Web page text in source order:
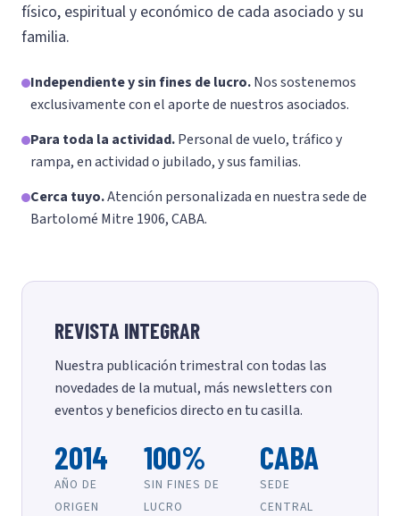
físico, espiritual y económico de cada asociado y su
familia.
Independiente y sin fines de lucro.Nos sostenemos
exclusivamente con el aporte de nuestros asociados.
Para toda la actividad.Personal de vuelo, tráfico y
rampa, en actividad o jubilado, y sus familias.
Cerca tuyo.Atención personalizada en nuestra sede de
Bartolomé Mitre 1906, CABA.
REVISTA INTEGRAR
Nuestra publicación trimestral con todas las
novedades de la mutual, más newsletters con
eventos y beneficios directo en tu casilla.
2014
AÑO DE
ORIGEN
100%
SIN FINES DE
LUCRO
CABA
SEDE
CENTRAL